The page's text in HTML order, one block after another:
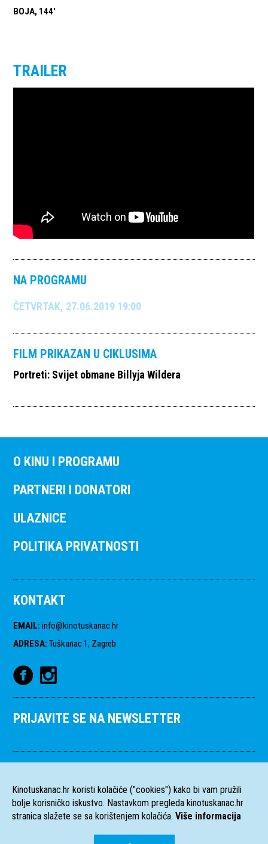
BOJA, 144'
TRAILER
NA PROGRAMU
ČETVRTAK, 27.06.2019 19:00
FILM PRIKAZAN U CIKLUSIMA
Portreti: Svijet obmane Billyja Wildera
O KINU I PROGRAMU
PARTNERI I DONATORI
ULAZNICE
POLITIKA PRIVATNOSTI
KONTAKT
EMAIL: info@kinotuskanac.hr
ADRESA: Tuškanac 1, Zagreb
PRIJAVITE SE NA NEWSLETTER
Kinotuskanac.hr koristi kolačiće ("cookies") kako bi vam pružili
bolje korisničko iskustvo. Nastavkom pregleda kinotuskanac.hr
stranica slažete se sa korištenjem kolačića. Više informacija